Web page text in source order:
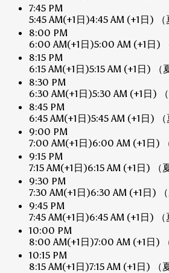
7:45 PM
5:45 AM(+1日)4:45 AM (+1日)
8:00 PM
6:00 AM(+1日)5:00 AM (+1日)
8:15 PM
6:15 AM(+1日)5:15 AM (+1日)
（
8:30 PM
6:30 AM(+1日)5:30 AM (+1日)
8:45 PM
6:45 AM(+1日)5:45 AM (+1日)
9:00 PM
7:00 AM(+1日)6:00 AM (+1日)
9:15 PM
7:15 AM(+1日)6:15 AM (+1日)
（
9:30 PM
7:30 AM(+1日)6:30 AM (+1日)
9:45 PM
7:45 AM(+1日)6:45 AM (+1日)
10:00 PM
8:00 AM(+1日)7:00 AM (+1日)
10:15 PM
8:15 AM(+1日)7:15 AM (+1日)
（